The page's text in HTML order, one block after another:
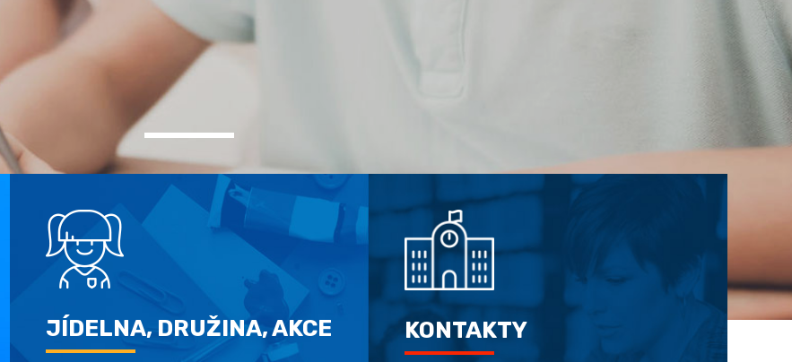
JÍDELNA, DRUŽINA, AKCE KONTAKTY